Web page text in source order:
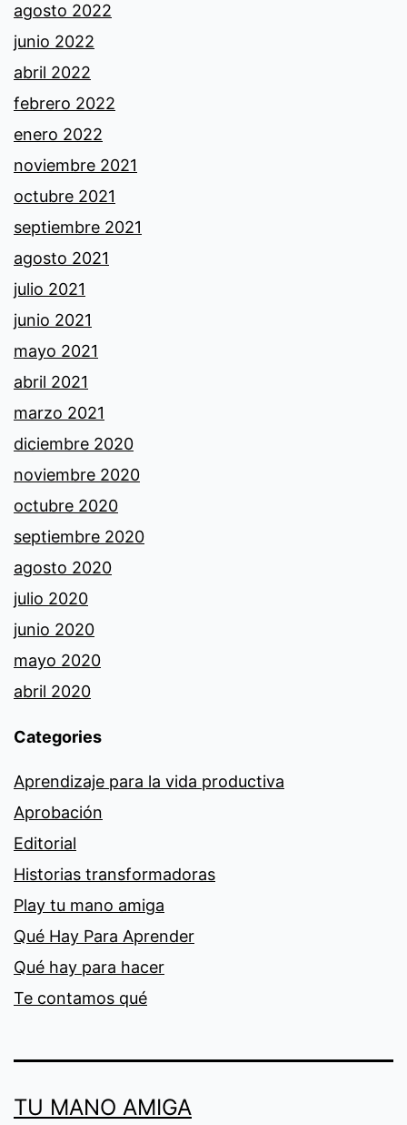
agosto 2022
junio 2022
abril 2022
febrero 2022
enero 2022
noviembre 2021
octubre 2021
septiembre 2021
agosto 2021
julio 2021
junio 2021
mayo 2021
abril 2021
marzo 2021
diciembre 2020
noviembre 2020
octubre 2020
septiembre 2020
agosto 2020
julio 2020
junio 2020
mayo 2020
abril 2020
Categories
Aprendizaje para la vida productiva
Aprobación
Editorial
Historias transformadoras
Play tu mano amiga
Qué Hay Para Aprender
Qué hay para hacer
Te contamos qué
TU MANO AMIGA